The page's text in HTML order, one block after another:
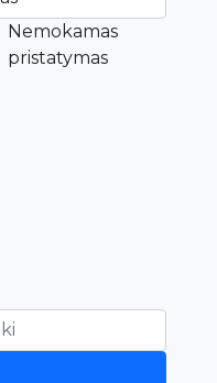
Nemokamas
pristatymas